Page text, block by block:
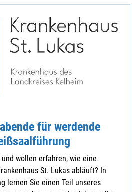
für werdende
wollen erfahren, wie eine
St. Lukas abläuft? In
lernen Sie einen Teil unseres